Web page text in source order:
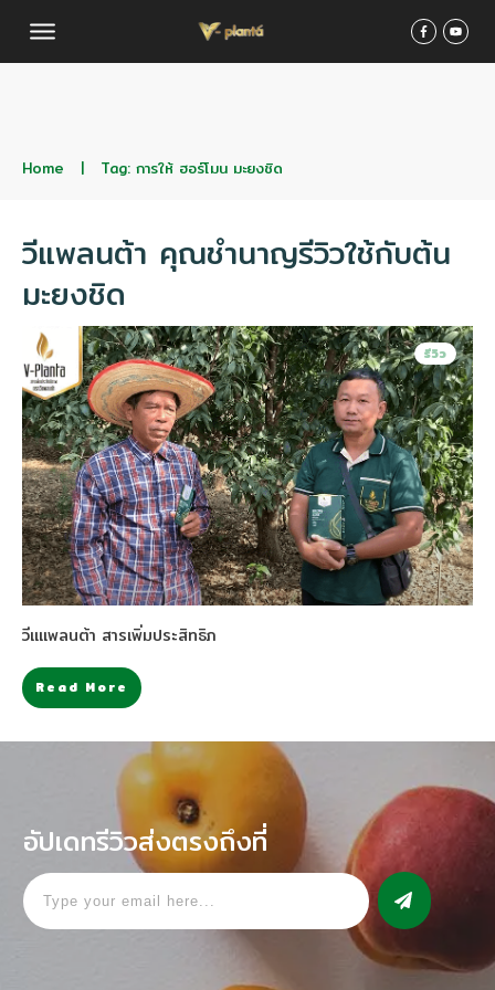
Home | Tag: การให้ ฮอร์โมน มะยงชิด
วีแพลนต้า คุณชำนาญรีวิวใช้กับต้น
มะยงชิด
รีวิว
วีแแพลนต้า สารเพิ่มประสิทธิภ
Read More
อัปเดทรีวิวส่งตรงถึงที่